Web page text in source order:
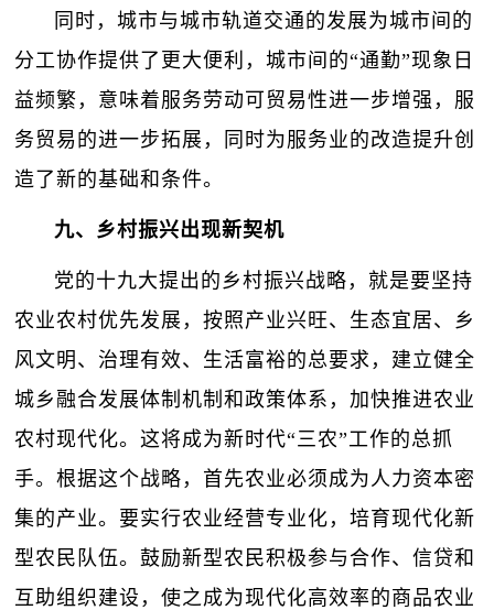
同时，城市与城市轨道交通的发展为城市间的
分工协作提供了更大便利，城市间的“通勤”现象日
益频繁，意味着服务劳动可贸易性进一步增强，服
务贸易的进一步拓展，同时为服务业的改造提升创
造了新的基础和条件。
九、乡村振兴出现新契机
党的十九大提出的乡村振兴战略，就是要坚持
农业农村优先发展，按照产业兴旺、生态宜居、乡
风文明、治理有效、生活富裕的总要求，建立健全
城乡融合发展体制机制和政策体系，加快推进农业
农村现代化。这将成为新时代“三农”工作的总抓
手。根据这个战略，首先农业必须成为人力资本密
集的产业。要实行农业经营专业化，培育现代化新
型农民队伍。鼓励新型农民积极参与合作、信贷和
互助组织建设，使之成为现代化高效率的商品农业